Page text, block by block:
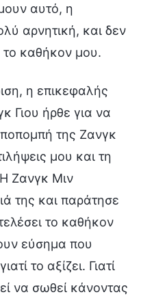
αυτό, η
αρνητική, και δεν
το καθήκον μου.
η επικεφαλής
Γιου ήρθε για να
της Ζανγκ
μου και τη
Ζανγκ Μιν
της και παράτησε
το καθήκον
εύσημα που
το αξίζει. Γιατί
να σωθεί κάνοντας